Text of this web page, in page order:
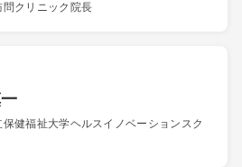
問クリニック院長
健福祉大学ヘルスイノベーションスク